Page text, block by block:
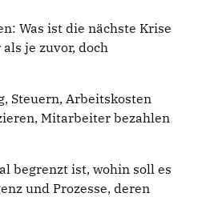
Was ist die nächste Krise
je zuvor, doch
Steuern, Arbeitskosten
Mitarbeiter bezahlen
begrenzt ist, wohin soll es
und Prozesse, deren